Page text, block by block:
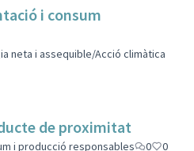
i consum
neta i assequible/Acció climàtica
de proximitat
i producció responsables 0 0